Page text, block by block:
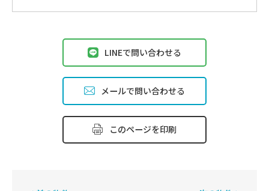
LINEで問い合わせる
メールで問い合わせる
このページを印刷